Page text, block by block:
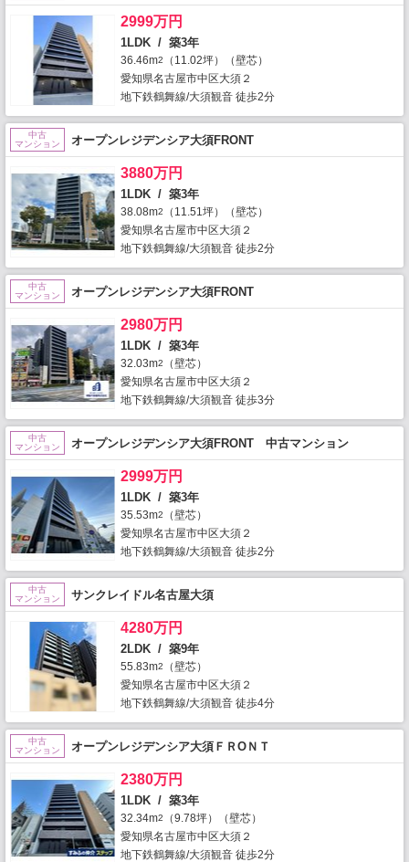
2999万円
1LDK / 築3年
36.46m2
（11.02坪）（壁芯）
愛知県名古屋市中区大須２
地下鉄鶴舞線/大須観音 徒歩2分
中古
マンション
オープンレジデンシア大須FRONT
3880万円
1LDK / 築3年
38.08m2
（11.51坪）（壁芯）
愛知県名古屋市中区大須２
地下鉄鶴舞線/大須観音 徒歩2分
中古
マンション
オープンレジデンシア大須FRONT
2980万円
1LDK / 築3年
32.03m2
（壁芯）
愛知県名古屋市中区大須２
地下鉄鶴舞線/大須観音 徒歩3分
中古
マンション
オープンレジデンシア大須FRONT 中古マンション
2999万円
1LDK / 築3年
35.53m2
（壁芯）
愛知県名古屋市中区大須２
地下鉄鶴舞線/大須観音 徒歩2分
中古
マンション
サンクレイドル名古屋大須
4280万円
2LDK / 築9年
55.83m2
（壁芯）
愛知県名古屋市中区大須２
地下鉄鶴舞線/大須観音 徒歩4分
中古
マンション
オープンレジデンシア大須ＦＲОＮＴ
2380万円
1LDK / 築3年
32.34m2
（9.78坪）（壁芯）
愛知県名古屋市中区大須２
地下鉄鶴舞線/大須観音 徒歩2分